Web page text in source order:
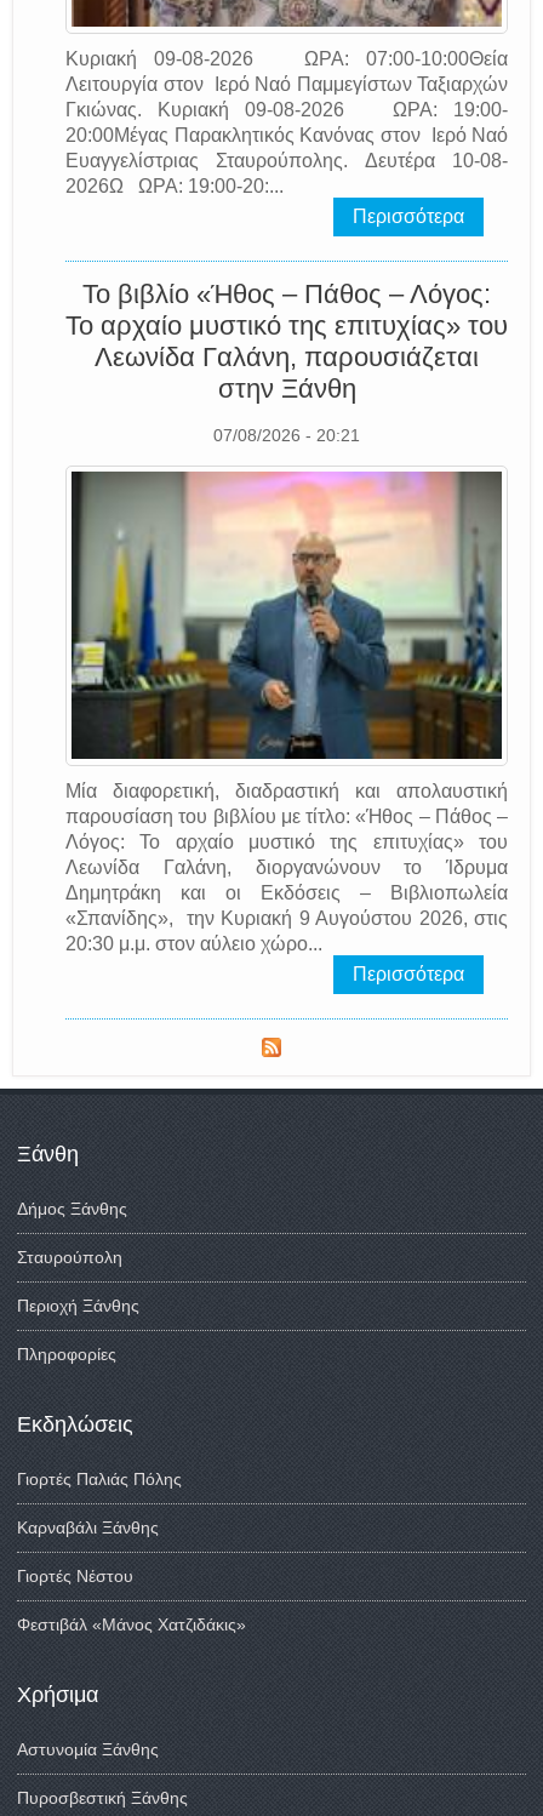
Κυριακή 09-08-2026 ΩΡΑ: 07:00-10:00Θεία
Λειτουργία στον Ιερό Ναό Παμμεγίστων Ταξιαρχών
Γκιώνας. Κυριακή 09-08-2026 ΩΡΑ: 19:00-
20:00Μέγας Παρακλητικός Κανόνας στον Ιερό Ναό
Ευαγγελίστριας Σταυρούπολης. Δευτέρα 10-08-
2026Ω ΩΡΑ: 19:00-20:...
Περισσότερα
Το βιβλίο «Ήθος – Πάθος – Λόγος:
Το αρχαίο μυστικό της επιτυχίας» του
Λεωνίδα Γαλάνη, παρουσιάζεται
στην Ξάνθη
07/08/2026 - 20:21
Μία διαφορετική, διαδραστική και απολαυστική
παρουσίαση του βιβλίου με τίτλο: «Ήθος – Πάθος –
Λόγος: Το αρχαίο μυστικό της επιτυχίας» του
Λεωνίδα Γαλάνη, διοργανώνουν το Ίδρυμα
Δημητράκη και οι Εκδόσεις – Βιβλιοπωλεία
«Σπανίδης», την Κυριακή 9 Αυγούστου 2026, στις
20:30 μ.μ. στον αύλειο χώρο...
Περισσότερα
Ξάνθη
Δήμος Ξάνθης
Σταυρούπολη
Περιοχή Ξάνθης
Πληροφορίες
Εκδηλώσεις
Γιορτές Παλιάς Πόλης
Καρναβάλι Ξάνθης
Γιορτές Νέστου
Φεστιβάλ «Μάνος Χατζιδάκις»
Χρήσιμα
Αστυνομία Ξάνθης
Πυροσβεστική Ξάνθης